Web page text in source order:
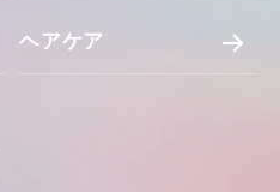
ヘアケア